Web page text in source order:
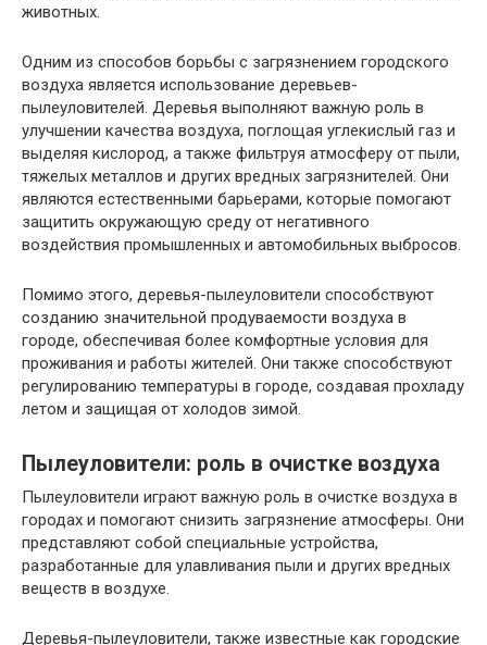
животных.
Одним из способов борьбы с загрязнением городского
воздуха является использование деревьев-
пылеуловителей. Деревья выполняют важную роль в
улучшении качества воздуха, поглощая углекислый газ и
выделяя кислород, а также фильтруя атмосферу от пыли,
тяжелых металлов и других вредных загрязнителей. Они
являются естественными барьерами, которые помогают
защитить окружающую среду от негативного
воздействия промышленных и автомобильных выбросов.
Помимо этого, деревья-пылеуловители способствуют
созданию значительной продуваемости воздуха в
городе, обеспечивая более комфортные условия для
проживания и работы жителей. Они также способствуют
регулированию температуры в городе, создавая прохладу
летом и защищая от холодов зимой.
Пылеуловители: роль в очистке воздуха
Пылеуловители играют важную роль в очистке воздуха в
городах и помогают снизить загрязнение атмосферы. Они
представляют собой специальные устройства,
разработанные для улавливания пыли и других вредных
веществ в воздухе.
Деревья-пылеуловители, также известные как городские